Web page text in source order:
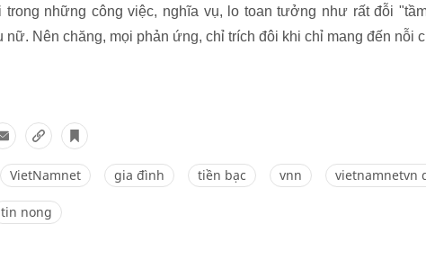
trong những công việc, nghĩa vụ, lo toan tưởng như rất đỗi
nữ. Nên chăng, mọi phản ứng, chỉ trích đôi khi chỉ mang đến nỗi
VietNamnet gia đình tiền bạc vnn vietnamnetvn
tin nong